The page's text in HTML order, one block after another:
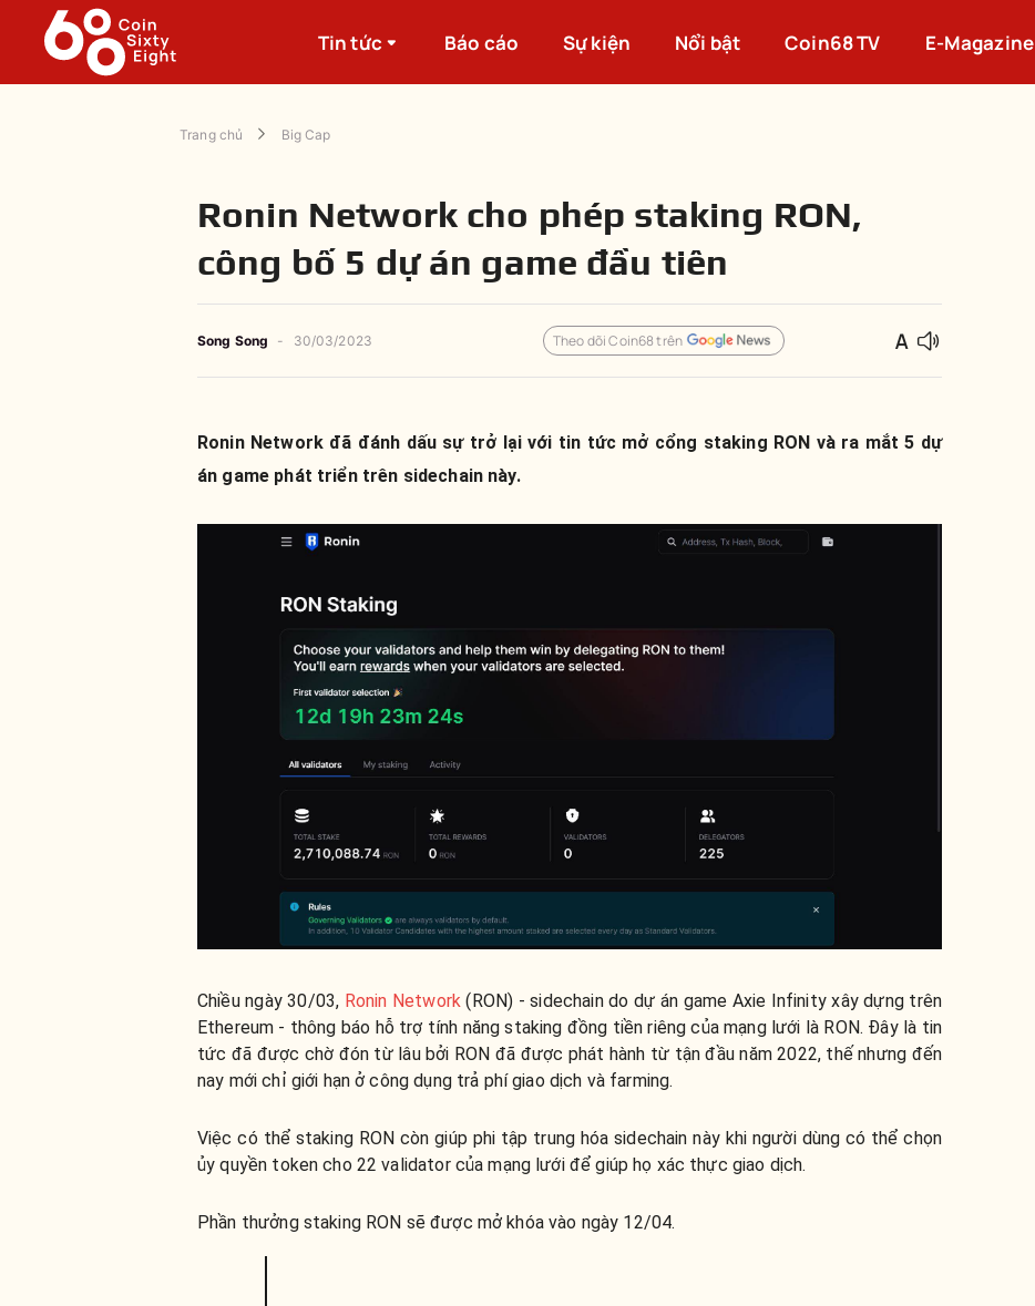
Tin tức Báo cáo Sự kiện Nổi bật Coin68 TV E-Magazine
Trang chủ Big Cap
Ronin Network cho phép staking RON,
công bố 5 dự án game đầu tiên
Song Song - 30/03/2023 Theo dõi Coin68 trên
Ronin Network đã đánh dấu sự trở lại với tin tức mở cổng staking RON và ra mắt 5 dự
án game phát triển trên sidechain này.
Chiều ngày 30/03, Ronin Network (RON) - sidechain do dự án game Axie Infinity xây dựng trên
Ethereum - thông báo hỗ trợ tính năng staking đồng tiền riêng của mạng lưới là RON. Đây là tin
tức đã được chờ đón từ lâu bởi RON đã được phát hành từ tận đầu năm 2022, thế nhưng đến
nay mới chỉ giới hạn ở công dụng trả phí giao dịch và farming.
Việc có thể staking RON còn giúp phi tập trung hóa sidechain này khi người dùng có thể chọn
ủy quyền token cho 22 validator của mạng lưới để giúp họ xác thực giao dịch.
Phần thưởng staking RON sẽ được mở khóa vào ngày 12/04.